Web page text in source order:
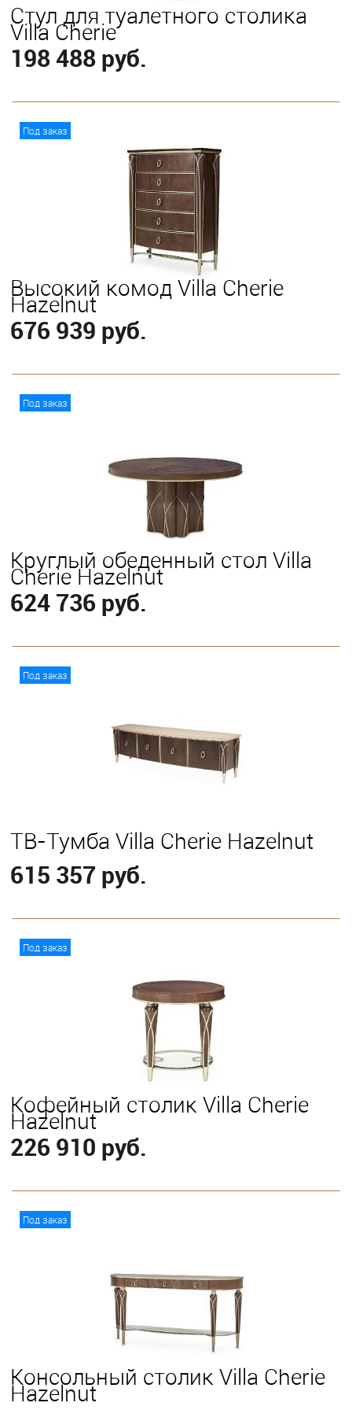
Стул для туалетного столика
Villa Cherie
198 488 руб.
Под заказ
Высокий комод Villa Cherie
Hazelnut
676 939 руб.
Под заказ
Круглый обеденный стол Villa
Cherie Hazelnut
624 736 руб.
Под заказ
ТВ-Тумба Villa Cherie Hazelnut
615 357 руб.
Под заказ
Кофейный столик Villa Cherie
Hazelnut
226 910 руб.
Под заказ
Консольный столик Villa Cherie
Hazelnut